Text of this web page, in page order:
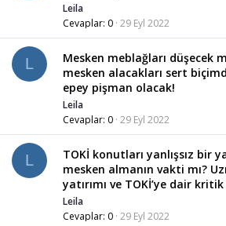
Leila
Cevaplar 0 29 Eyl 2022
L
Mesken meblağları düşecek
mesken alacakları sert
epey pişman olacak!
Leila
Cevaplar 0 29 Eyl 2022
L
TOKİ konutları yanlışsız bir
mesken almanın vakti mı?
yatırımı ve TOKİ’ye dair
Leila
Cevaplar 0 29 Eyl 2022